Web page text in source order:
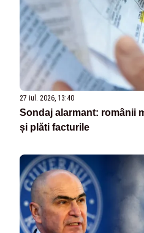
27 iul. 2026, 13:40
Sondaj alarmant: românii
și plăti facturile